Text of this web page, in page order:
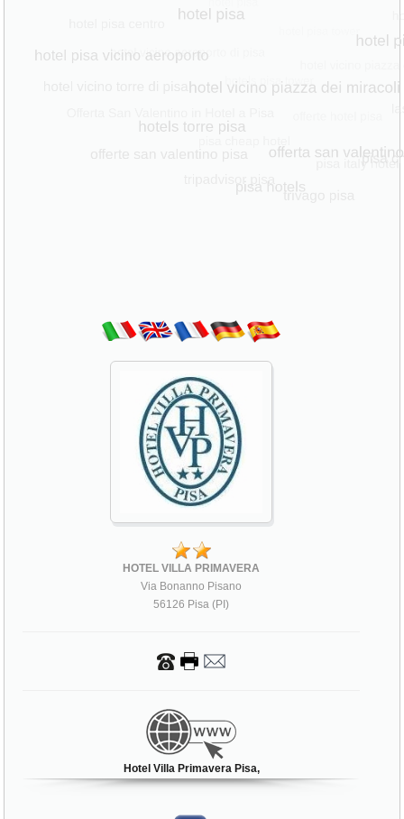
HOTEL VILLA PRIMAVERA
Via Bonanno Pisano
56126 Pisa (PI)
Hotel Villa Primavera Pisa,